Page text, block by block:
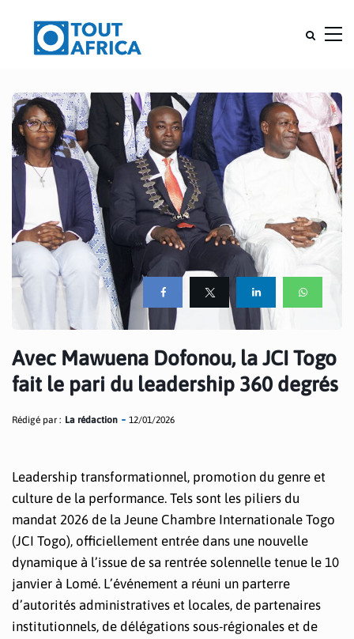
Avec Mawuena Dofonou, la JCI Togo
fait le pari du leadership 360 degrés
Rédigé par : La rédaction 12/01/2026
Leadership transformationnel, promotion du genre et
culture de la performance. Tels sont les piliers du
mandat 2026 de la Jeune Chambre Internationale Togo
(JCI Togo), officiellement entrée dans une nouvelle
dynamique à l’issue de sa rentrée solennelle tenue le 10
janvier à Lomé. L’événement a réuni un parterre
d’autorités administratives et locales, de partenaires
institutionnels, de délégations sous-régionales et de